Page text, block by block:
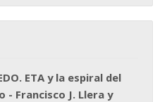
ETA y la espiral del
- Francisco J. Llera y